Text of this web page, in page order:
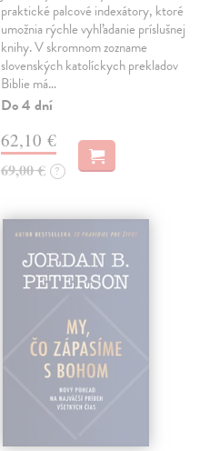
praktické palcové indexátory, ktoré
umožnia rýchle vyhľadanie príslušnej
knihy. V skromnom zozname
slovenských katolíckych prekladov
Biblie má…
Do 4 dní
62,10 €
69,00 € ?